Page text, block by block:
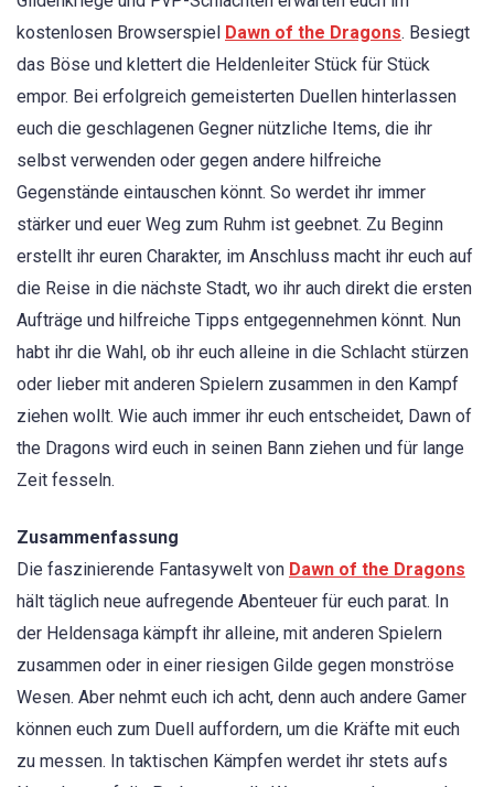
kostenlosen Browserspiel Dawn of the Dragons. Besiegt
das Böse und klettert die Heldenleiter Stück für Stück
empor. Bei erfolgreich gemeisterten Duellen hinterlassen
euch die geschlagenen Gegner nützliche Items, die ihr
selbst verwenden oder gegen andere hilfreiche
Gegenstände eintauschen könnt. So werdet ihr immer
stärker und euer Weg zum Ruhm ist geebnet. Zu Beginn
erstellt ihr euren Charakter, im Anschluss macht ihr euch auf
die Reise in die nächste Stadt, wo ihr auch direkt die ersten
Aufträge und hilfreiche Tipps entgegennehmen könnt. Nun
habt ihr die Wahl, ob ihr euch alleine in die Schlacht stürzen
oder lieber mit anderen Spielern zusammen in den Kampf
ziehen wollt. Wie auch immer ihr euch entscheidet, Dawn of
the Dragons wird euch in seinen Bann ziehen und für lange
Zeit fesseln.
Zusammenfassung
Die faszinierende Fantasywelt von Dawn of the Dragons
hält täglich neue aufregende Abenteuer für euch parat. In
der Heldensaga kämpft ihr alleine, mit anderen Spielern
zusammen oder in einer riesigen Gilde gegen monströse
Wesen. Aber nehmt euch ich acht, denn auch andere Gamer
können euch zum Duell auffordern, um die Kräfte mit euch
zu messen. In taktischen Kämpfen werdet ihr stets aufs